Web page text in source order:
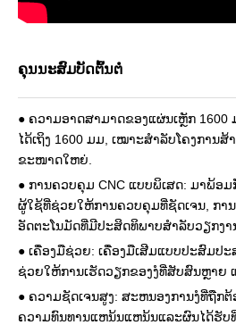
ຄຸນນະສົມບັດຕົ້ນຕໍ
● ຄວາມອາດສາມາດຂອງແຜ່ນເຫຼັກ 1600
ໄດ້ເຖິງ 1600 ມມ, ເໝາະສຳລັບໂຄງການ
ຂະໜາດໃຫຍ່.
● ການຄວບຄຸມ CNC ແບບພິເສດ: ມາພ້ອມ
ຜູ້ໃຊ້ທີ່ຊ່ວຍໃຫ້ການຄວບຄຸມທີ່ຊັດເຈນ, ກາ
ອັດຕະໂນມັດທີ່ມີປະສິດທິພາບສໍາລັບວຽກງາ
● ເຄື່ອງມືຊ່ວຍ: ເຄື່ອງມືເສີມແບບປະສົມປ
ຊ່ວຍໃຫ້ການເຮັດວຽກຂອງງໍທີ່ສັບສົນຫຼາຍ
● ຄວາມຊັດເຈນສູງ: ສະຫນອງການງໍທີ່ຖືກ
ຄວາມທົນທານແຫນ້ນແຫນ້ນແລະຜົນໄດ້ຮັບ